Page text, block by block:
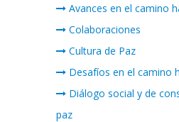
Avances en el camino
Colaboraciones
Cultura de Paz
Desafíos en el camino
Diálogo social y de
paz